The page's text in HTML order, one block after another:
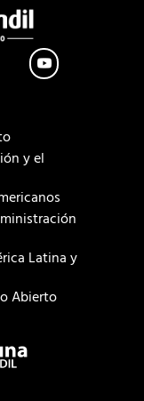
y el
Latina y
Abierto